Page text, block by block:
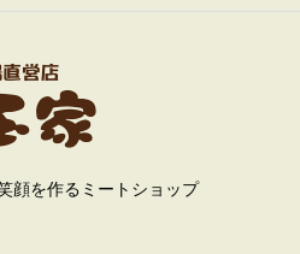
顔を作るミートショップ